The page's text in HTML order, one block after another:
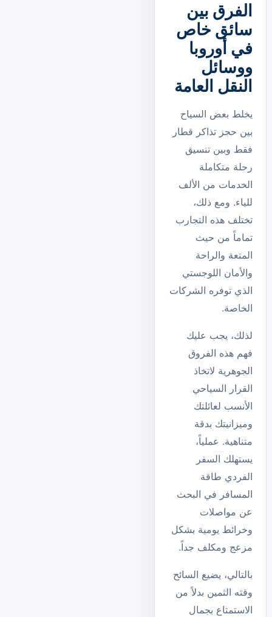
الفرق بين
سائق خاص
في أوروبا
ووسائل
النقل العامة
يخلط بعض السياح
بين حجز تذاكر قطار
فقط وبين تنسيق
رحلة متكاملة
الخدمات من الألف
للياء. ومع ذلك،
تختلف هذه التجارب
تماماً من حيث
المتعة والراحة
والأمان اللوجستي
الذي توفره الشركات
الخاصة.
لذلك، يجب عليك
فهم هذه الفروق
الجوهرية لاتخاذ
القرار السياحي
الأنسب لعائلتك
وميزانيتك بدقة
متناهية. عملياً،
يستهلك السفر
الفردي طاقة
المسافر في البحث
عن مواصلات
وخرائط يومية بشكل
مزعج ومكلف جداً.
بالتالي، يضيع السائح
وقته الثمين بدلاً من
الاستمتاع بجمال